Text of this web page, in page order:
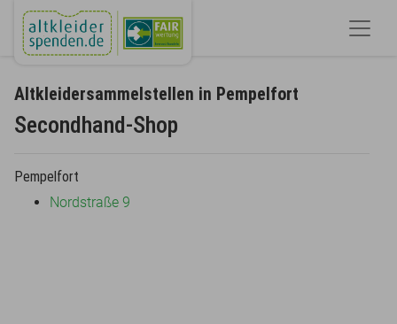
Altkleidersammelstellen in Pempelfort
Secondhand-Shop
Pempelfort
Nordstraße 9